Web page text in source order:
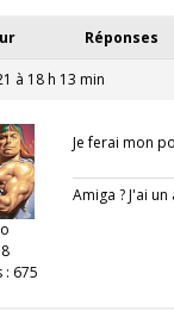
Réponses
à 18 h 13 min
: 675
Je ferai mon
Amiga ? J'ai